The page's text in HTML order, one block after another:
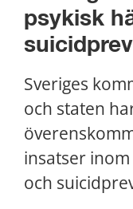
psykisk
Sveriges
och staten
insatser
och